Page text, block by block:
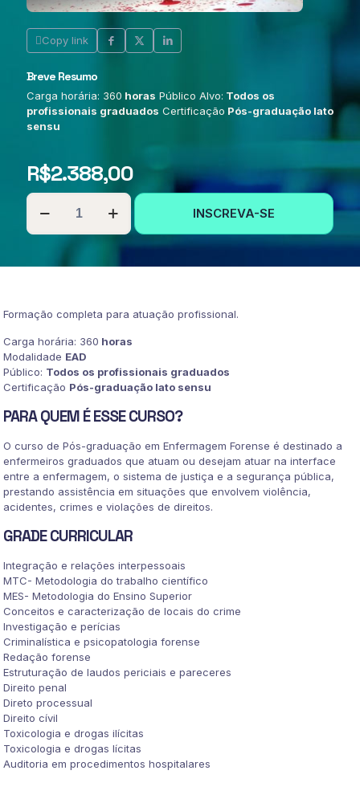
Copy link
Breve Resumo
Carga horária: 360 horas Público Alvo: Todos os
profissionais graduados Certificação Pós-graduação lato
sensu
R$2.388,00
PÓS-
GRADUAÇÃO
EM
INSCREVA-SE
Formação completa para atuação profissional.
Carga horária: 360 horas
Modalidade EAD
Público: Todos os profissionais graduados
Certificação Pós-graduação lato sensu
PARA QUEM É ESSE CURSO?
O curso de Pós-graduação em Enfermagem Forense é destinado a
enfermeiros graduados que atuam ou desejam atuar na interface
entre a enfermagem, o sistema de justiça e a segurança pública,
prestando assistência em situações que envolvem violência,
acidentes, crimes e violações de direitos.
GRADE CURRICULAR
Integração e relações interpessoais
MTC- Metodologia do trabalho científico
MES- Metodologia do Ensino Superior
Conceitos e caracterização de locais do crime
Investigação e perícias
Criminalística e psicopatologia forense
Redação forense
Estruturação de laudos periciais e pareceres
Direito penal
Direto processual
Direito cívil
Toxicologia e drogas ilícitas
Toxicologia e drogas lícitas
Auditoria em procedimentos hospitalares